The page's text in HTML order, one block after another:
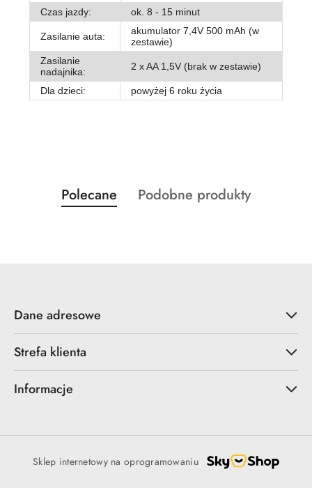
Czas jazdy:
ok. 8 - 15 minut
Zasilanie auta:
akumulator 7,4V 500 mAh (w
zestawie)
Zasilanie
nadajnika:
2 x AA 1,5V (brak w zestawie)
Dla dzieci: powyżej 6 roku życia
Pomiń karuzelę produktów
Produkty
o
Polecane
Produkty
Podobne produkty
Dane adresowe
Strefa klienta
Informacje
Sklep internetowy na oprogramowaniu